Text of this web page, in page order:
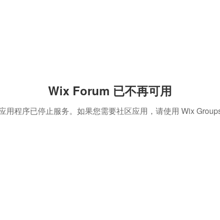
Wix Forum 已不再可用
用程序已停止服务。如果您需要社区应用，请使用 Wix